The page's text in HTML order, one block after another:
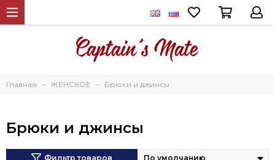
Главная ЖЕНСКОЕ Брюки и джинсы
Брюки и джинсы
Фильтр товаров